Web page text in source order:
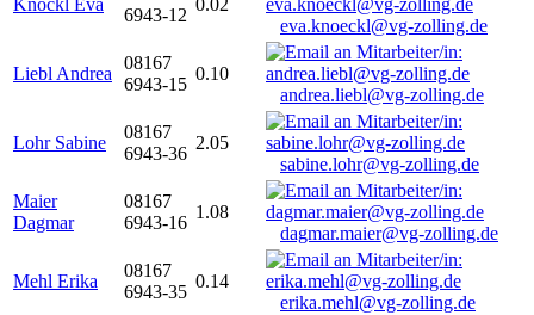
Knöckl Eva
6943-12
0.02
eva.knoeckl@vg-zolling.de
Liebl Andrea
08167
6943-15
0.10
andrea.liebl@vg-zolling.de
Lohr Sabine
08167
6943-36
2.05
sabine.lohr@vg-zolling.de
Maier
Dagmar
08167
6943-16
1.08
dagmar.maier@vg-zolling.de
Mehl Erika
08167
6943-35
0.14
erika.mehl@vg-zolling.de